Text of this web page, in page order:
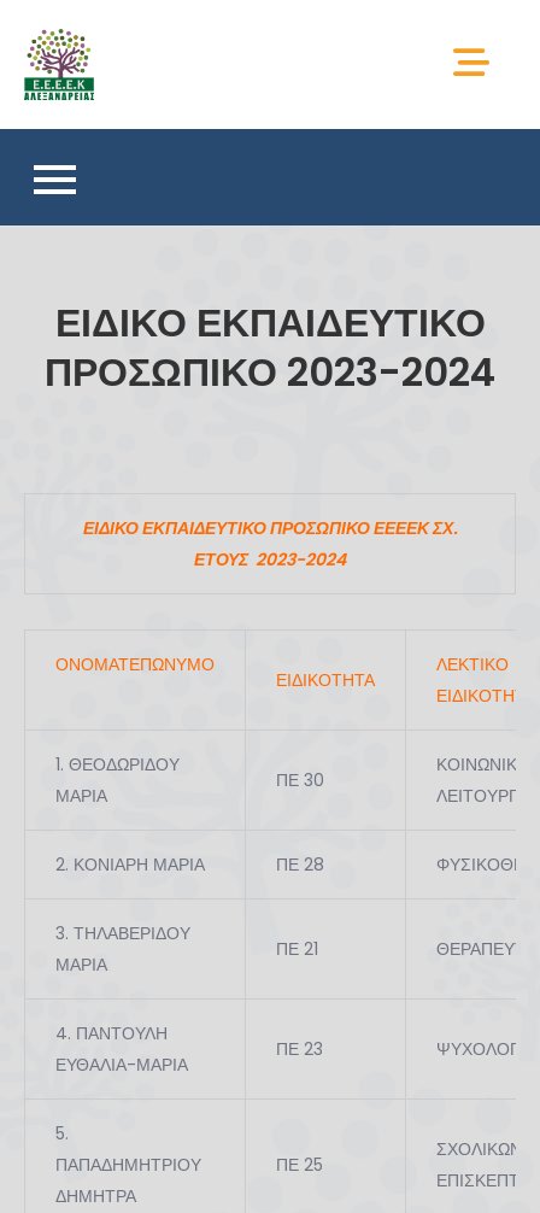
content
ΕΙΔΙΚΟ ΕΚΠΑΙΔΕΥΤΙΚΟ
ΠΡΟΣΩΠΙΚΟ 2023-2024
ΕΙΔΙΚΟ ΕΚΠΑΙΔΕΥΤΙΚΟ ΠΡΟΣΩΠΙΚΟ ΕΕΕΕΚ ΣΧ.
ΕΤΟΥΣ 2023-2024
ΟΝΟΜΑΤΕΠΩΝΥΜΟ
ΕΙΔΙΚΟΤΗΤΑ
ΛΕΚΤΙΚΟ
1. ΘΕΟΔΩΡΙΔΟΥ
ΜΑΡΙΑ
ΠΕ 30
ΚΟΙΝΩΝΙΚΩΝ
2. ΚΟΝΙΑΡΗ ΜΑΡΙΑ ΠΕ 28
3. ΤΗΛΑΒΕΡΙΔΟΥ
ΜΑΡΙΑ
ΠΕ 21
4. ΠΑΝΤΟΥΛΗ
ΕΥΘΑΛΙΑ-ΜΑΡΙΑ
ΠΕ 23
5.
ΠΑΠΑΔΗΜΗΤΡΙΟΥ
ΔΗΜΗΤΡΑ
ΠΕ 25
ΣΧΟΛΙΚΩΝ